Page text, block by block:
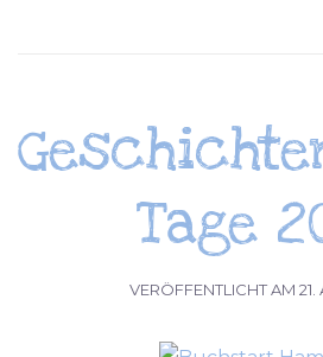
Tage
VERÖFFENTLICHT AM 21.